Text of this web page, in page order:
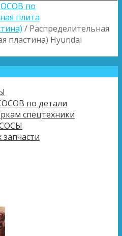
по
плита
/ Распределительная
пластина) Hyundai
по детали
спецтехники